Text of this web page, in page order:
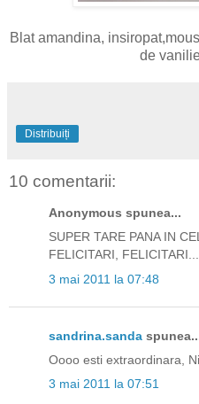
Blat amandina,
de
Distribuiți
10 comentarii:
Anonymous spunea...
SUPER TARE PANA IN
FELICITARI,
3 mai 2011 la 07:48
sandrina.sanda
Oooo esti extraordinara,
3 mai 2011 la 07:51